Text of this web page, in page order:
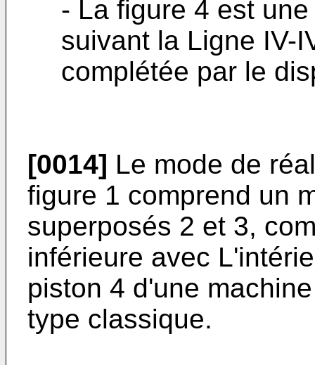
- La figure 4 est
suivant la Ligne IV-
complétée par le
[0014] Le mode de
figure 1 comprend un
superposés 2 et 3,
inférieure avec
piston 4 d'une
type classique.